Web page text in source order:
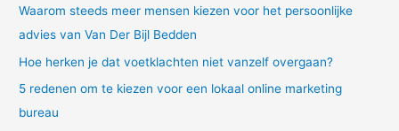
Waarom steeds meer mensen kiezen voor het persoonlijke
advies van Van Der Bijl Bedden
Hoe herken je dat voetklachten niet vanzelf overgaan?
5 redenen om te kiezen voor een lokaal online marketing
bureau